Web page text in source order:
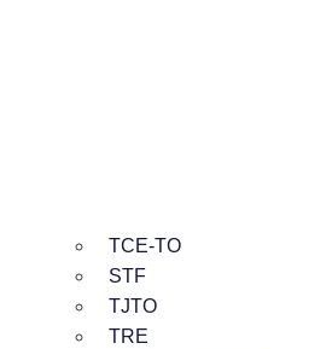
TCE-TO
STF
TJTO
TRE